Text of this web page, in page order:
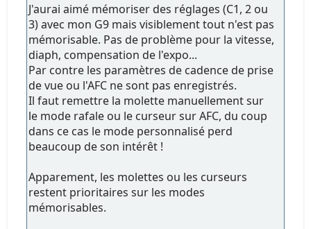
J'aurai aimé mémoriser des réglages (C1, 2 ou
3) avec mon G9 mais visiblement tout n'est pas
mémorisable. Pas de problème pour la vitesse,
diaph, compensation de l'expo...
Par contre les paramètres de cadence de prise
de vue ou l'AFC ne sont pas enregistrés.
Il faut remettre la molette manuellement sur
le mode rafale ou le curseur sur AFC, du coup
dans ce cas le mode personnalisé perd
beaucoup de son intérêt !
Apparement, les molettes ou les curseurs
restent prioritaires sur les modes
mémorisables.